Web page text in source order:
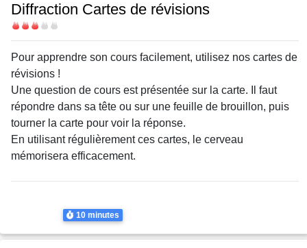
Diffraction Cartes de révisions
Difficulté
Body
Pour apprendre son cours facilement, utilisez nos cartes de
révisions !
Une question de cours est présentée sur la carte. Il faut
répondre dans sa tête ou sur une feuille de brouillon, puis
tourner la carte pour voir la réponse.
En utilisant régulièrement ces cartes, le cerveau
mémorisera efficacement.
Durée
10 minutes